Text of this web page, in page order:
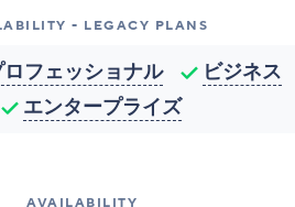
- LEGACY PLANS
ロフェッショナル
ビジネス
エンタープライズ
AVAILABILITY